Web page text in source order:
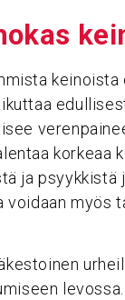
korkeaa
ja
voidaan myös